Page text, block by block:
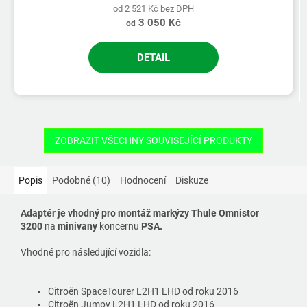
od 2 521 Kč bez DPH
od 3 050 Kč
DETAIL
ZOBRAZIT VŠECHNY SOUVISEJÍCÍ PRODUKTY
Popis Podobné (10) Hodnocení Diskuze
Adaptér je vhodný pro montáž markýzy Thule Omnistor
3200 na minivany koncernu PSA.
Vhodné pro následující vozidla:
Citroën SpaceTourer L2H1 LHD od roku 2016
Citroën Jumpy L2H1 LHD od roku 2016